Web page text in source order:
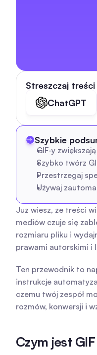
Streszczaj treści
ChatGPT
Szybkie
GIF-y
Szybko twórz
Przestrzegaj
Używaj
Już wiesz, że treści
mediów czuje się
rozmiaru pliku i
prawami autorskimi i
Ten przewodnik to
instrukcje
czemu twój zespół
rozmów, konwersji i
Czym jest